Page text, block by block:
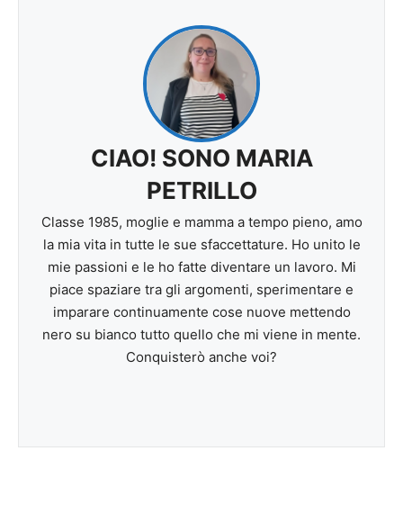
CIAO! SONO MARIA
PETRILLO
Classe 1985, moglie e mamma a tempo pieno, amo
la mia vita in tutte le sue sfaccettature. Ho unito le
mie passioni e le ho fatte diventare un lavoro. Mi
piace spaziare tra gli argomenti, sperimentare e
imparare continuamente cose nuove mettendo
nero su bianco tutto quello che mi viene in mente.
Conquisterò anche voi?